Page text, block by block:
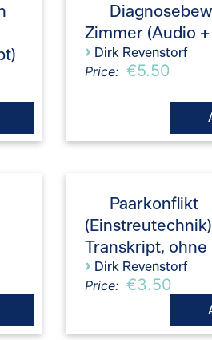
Zimmer (Audio
› Dirk Revenstorf
Price: €5.50
Paarkonflikt
Transkript, ohne
› Dirk Revenstorf
Price: €3.50